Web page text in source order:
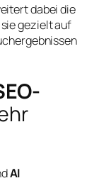
dabei die
gezielt auf
AI